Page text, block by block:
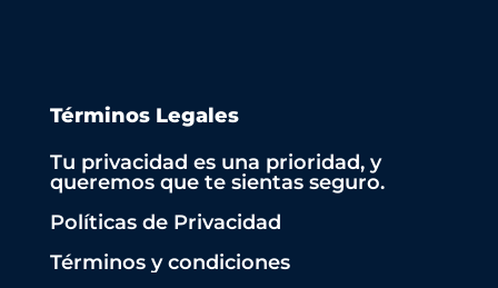
Términos Legales
Tu privacidad es una prioridad, y
queremos que te sientas seguro.
Políticas de Privacidad
Términos y condiciones